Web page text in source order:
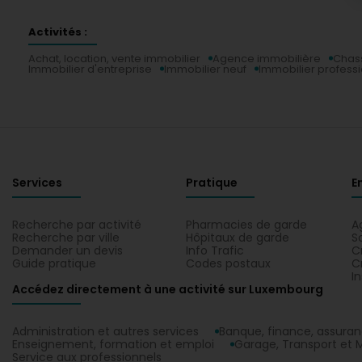
Activités :
Achat, location, vente immobilier
Agence immobilière
Immobilier d'entreprise Immobilier neuf Immobilier
Services
Recherche par activité
Recherche par ville
Demander un devis
Guide pratique
Pratique
Pharmacies de garde
Hôpitaux de garde
Info Trafic
Codes postaux
Accédez directement à une activité sur Luxembourg
Administration et autres services
Banque, finance,
Enseignement, formation et emploi
Garage, Transport et
Service aux professionnels